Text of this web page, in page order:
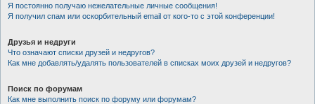
Я постоянно получаю нежелательные личные сообщения!
Я получил спам или оскорбительный email от кого-то с этой конференции!
Друзья и недруги
Что означают списки друзей и недругов?
Как мне добавлять/удалять пользователей в списках моих друзей и недругов?
Поиск по форумам
Как мне выполнить поиск по форуму или форумам?